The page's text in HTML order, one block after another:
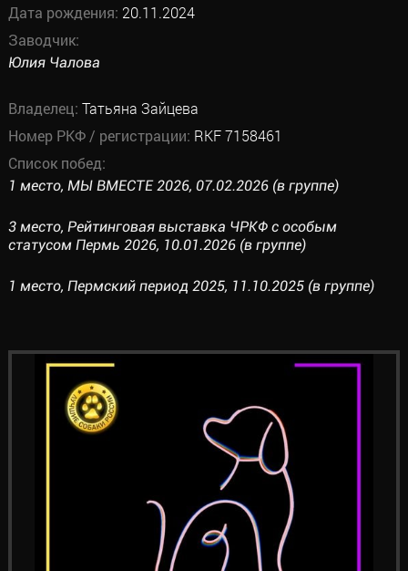
Дата рождения: 20.11.2024
Заводчик:
Юлия Чалова
Владелец: Татьяна Зайцева
Номер РКФ / регистрации: RKF 7158461
Список побед:
1 место, МЫ ВМЕСТЕ 2026, 07.02.2026 (в группе)
3 место, Рейтинговая выставка ЧРКФ с особым
статусом Пермь 2026, 10.01.2026 (в группе)
1 место, Пермский период 2025, 11.10.2025 (в группе)